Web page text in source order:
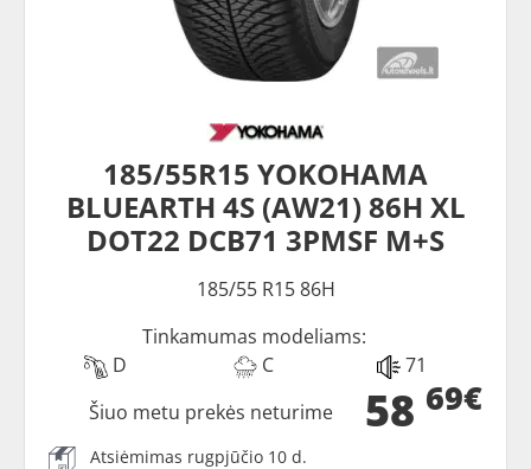
185/55R15 YOKOHAMA
BLUEARTH 4S (AW21) 86H XL
DOT22 DCB71 3PMSF M+S
185/55 R15 86H
Tinkamumas modeliams:
D
C 71
58 69€
Šiuo metu prekės neturime
Atsiėmimas rugpjūčio 10 d.